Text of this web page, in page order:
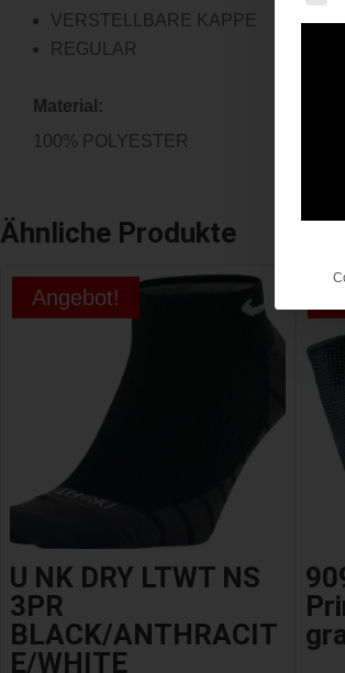
VERSTELLBARE KAPPE
REGULAR
Material:
100% POLYESTER
Ähnliche Produkte
Angebot!
U NK DRY LTWT NS
3PR
BLACK/ANTHRACIT
E/WHITE